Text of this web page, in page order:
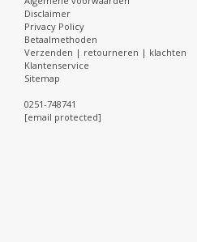
Disclaimer
Privacy Policy
Betaalmethoden
Verzenden | retourneren | klachten
Klantenservice
Sitemap
0251-748741
[email protected]
Lynx
180 cm -